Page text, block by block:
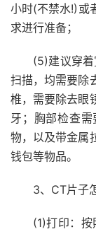
小时(不禁水!)或
求进行准备；
(5)建议穿
扫描，均需要除
椎，需要除去眼
牙；胸部检查
物，以及带金属
钱包等物品。
3、CT片子
(1)打印：